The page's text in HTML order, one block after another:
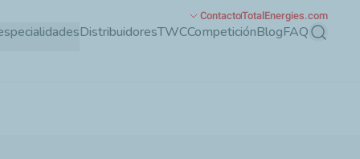
DistribuidoresTWCCompeticiónBlogFAQ Buscar
ContactoTotalEnergies.com